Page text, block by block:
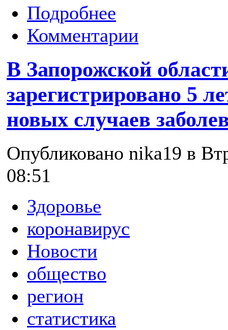
Подробнее
Комментарии
В Запорожской
зарегистрировано 5
новых случаев
Опубликовано nika19 в
08:51
Здоровье
коронавирус
Новости
общество
регион
статистика